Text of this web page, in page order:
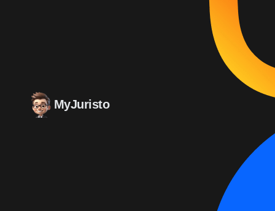
MyJuristo